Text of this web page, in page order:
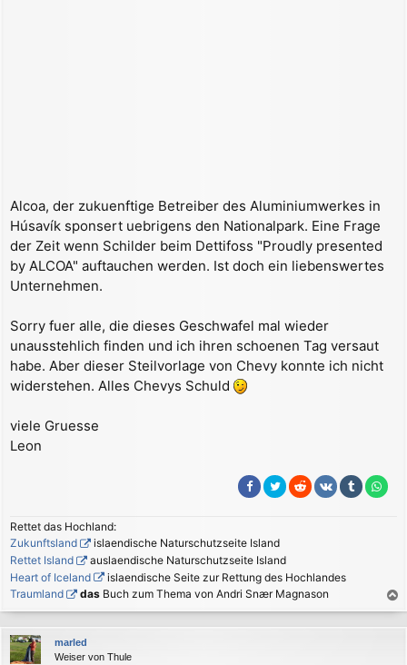
Alcoa, der zukuenftige Betreiber des Aluminiumwerkes in
Húsavík sponsert uebrigens den Nationalpark. Eine Frage
der Zeit wenn Schilder beim Dettifoss "Proudly presented
by ALCOA" auftauchen werden. Ist doch ein liebenswertes
Unternehmen.
Sorry fuer alle, die dieses Geschwafel mal wieder
unausstehlich finden und ich ihren schoenen Tag versaut
habe. Aber dieser Steilvorlage von Chevy konnte ich nicht
widerstehen. Alles Chevys Schuld
viele Gruesse
Leon
Rettet das Hochland:
Zukunftsland
islaendische Naturschutzseite Island
Rettet Island
auslaendische Naturschutzseite Island
Heart of Iceland
islaendische Seite zur Rettung des Hochlandes
Traumland
das Buch zum Thema von Andri Snær Magnason
a
c
marled
Weiser von Thule